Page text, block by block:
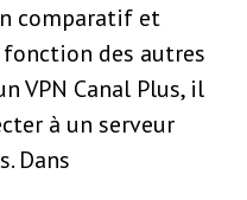
comparatif et
des autres
VPN Canal Plus, il
à un serveur
Dans